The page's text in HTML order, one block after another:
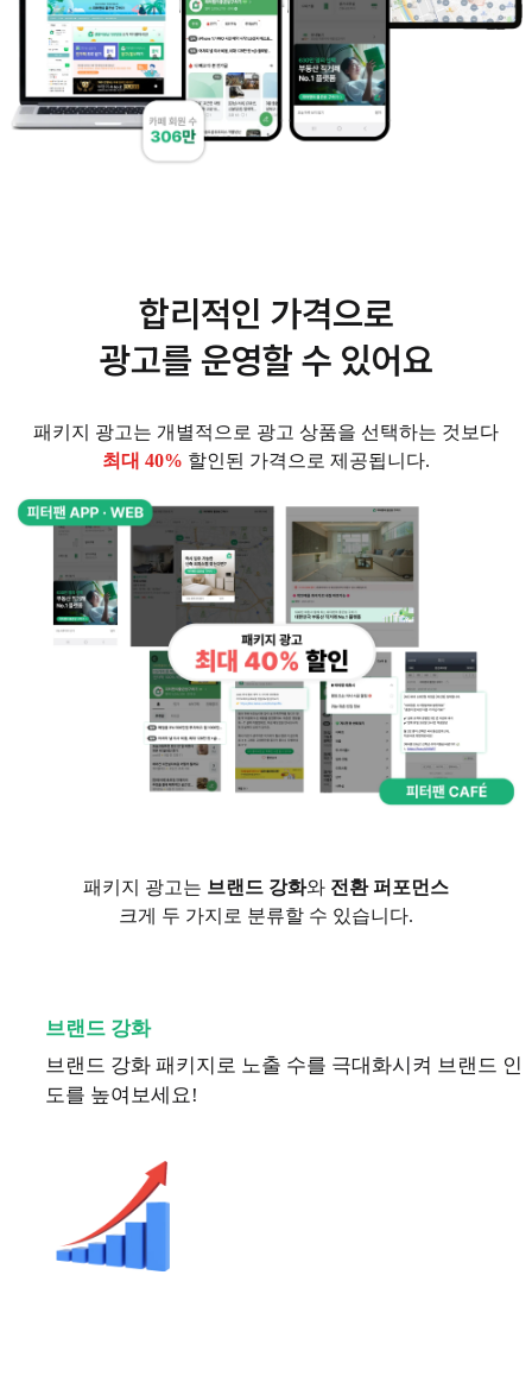
합리적인 가격으로
광고를 운영할 수 있어요
패키지 광고는 개별적으로 광고 상품을 선택하는 것보다
최대 40% 할인된 가격으로 제공됩니다.
패키지 광고는 브랜드 강화와 전환 퍼포먼스
크게 두 가지로 분류할 수 있습니다.
브랜드 강화
브랜드 강화 패키지로 노출 수를 극대화시켜 브랜드 인
도를 높여보세요!